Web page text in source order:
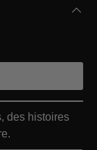
des histoires